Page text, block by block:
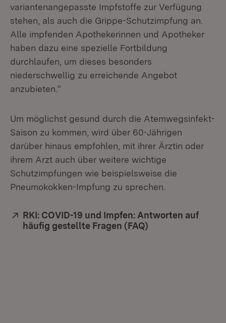
variantenangepasste Impfstoffe zur Verfügung
stehen, als auch die Grippe-Schutzimpfung an.
Alle impfenden Apothekerinnen und Apotheker
haben dazu eine spezielle Fortbildung
durchlaufen, um dieses besonders
niederschwellig zu erreichende Angebot
anzubieten.“
Um möglichst gesund durch die Atemwegsinfekt-
Saison zu kommen, wird über 60-Jährigen
darüber hinaus empfohlen, mit ihrer Ärztin oder
ihrem Arzt auch über weitere wichtige
Schutzimpfungen wie beispielsweise die
Pneumokokken-Impfung zu sprechen.
Extern:
RKI: COVID-19 und Impfen: Antworten auf
häufig gestellte Fragen (FAQ)